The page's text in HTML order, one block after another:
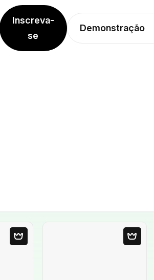
Inscreva-
se
Demonstração